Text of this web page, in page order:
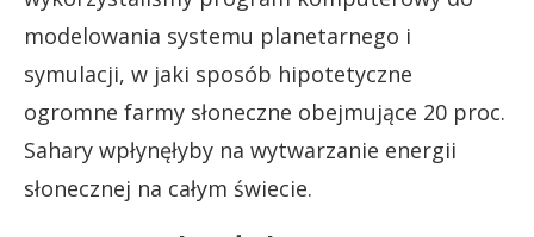
modelowania systemu planetarnego i
symulacji, w jaki sposób hipotetyczne
ogromne farmy słoneczne obejmujące 20 proc.
Sahary wpłynęłyby na wytwarzanie energii
słonecznej na całym świecie.